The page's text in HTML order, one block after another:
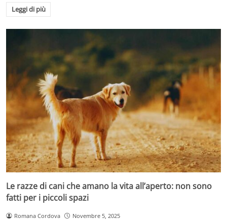
Leggi di più
Le razze di cani che amano la vita all’aperto: non sono
fatti per i piccoli spazi
Romana Cordova Novembre 5, 2025